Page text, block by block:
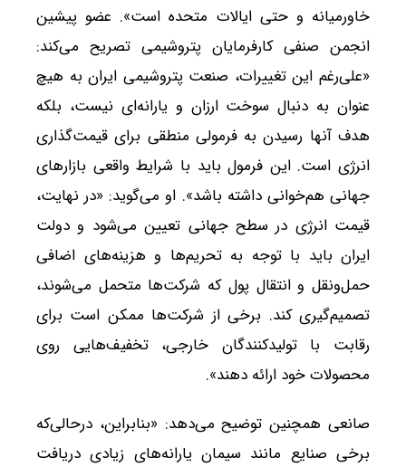
خاورمیانه و حتی ایالات متحده است». عضو پیشین
انجمن صنفی کارفرمایان پتروشیمی تصریح می‌کند:
«علی‌رغم این تغییرات، صنعت پتروشیمی ایران به هیچ
عنوان به دنبال سوخت ارزان و یارانه‌ای نیست، بلکه
هدف آنها رسیدن به فرمولی منطقی برای قیمت‌گذاری
انرژی است. این فرمول باید با شرایط واقعی بازارهای
جهانی هم‌خوانی داشته باشد». او می‌گوید: «در نهایت،
قیمت انرژی در سطح جهانی تعیین می‌شود و دولت
ایران باید با توجه به تحریم‌ها و هزینه‌های اضافی
حمل‌ونقل و انتقال پول که شرکت‌ها متحمل می‌شوند،
تصمیم‌گیری کند. برخی از شرکت‌ها ممکن است برای
رقابت با تولیدکنندگان خارجی، تخفیف‌هایی روی
محصولات خود ارائه دهند».
صانعی همچنین توضیح می‌دهد: «بنابراین، درحالی‌که
برخی صنایع مانند سیمان یارانه‌های زیادی دریافت